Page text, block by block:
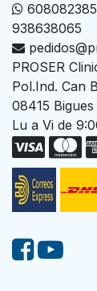
608082385
938638065
PROSER
Pol.Ind. Can
08415
Lu a Vi de